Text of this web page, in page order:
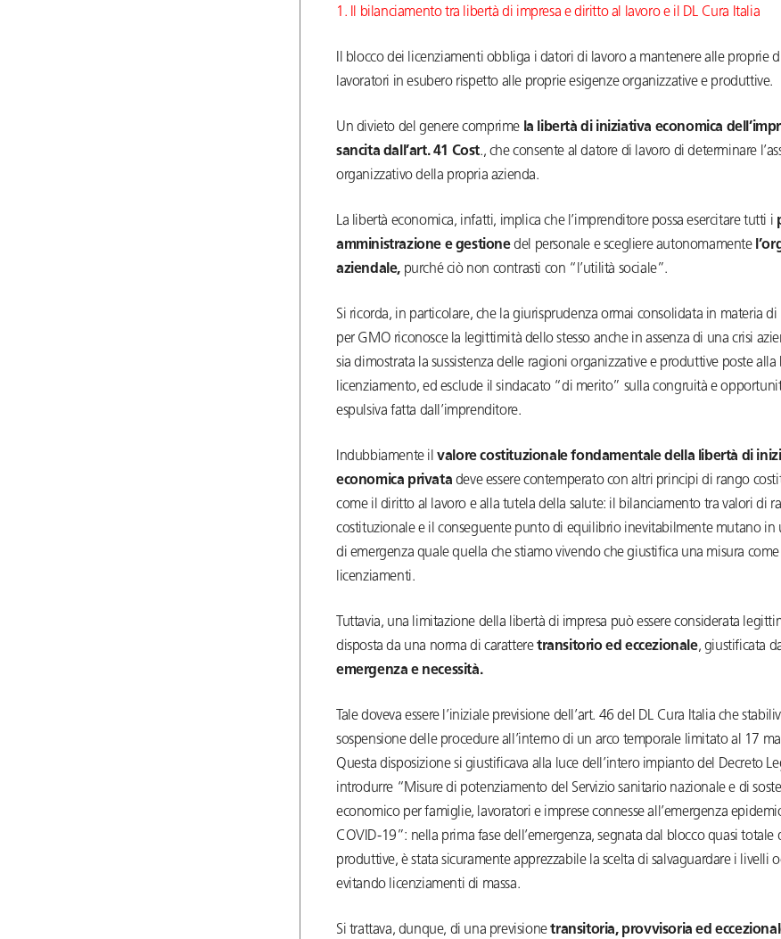
1. Il bilanciamento tra libertà di impresa e diritto al lavoro e il DL Cura Italia
Il blocco dei licenziamenti obbliga i datori di lavoro a mantenere alle proprie
lavoratori in esubero rispetto alle proprie esigenze organizzative e produttive.
Un divieto del genere comprime la libertà di iniziativa economica
sancita dall’art. 41 Cost., che consente al datore di lavoro di determinare
organizzativo della propria azienda.
La libertà economica, infatti, implica che l’imprenditore possa esercitare tutti i
amministrazione e gestionedel personale e scegliere autonomamente
aziendale, purché ciò non contrasti con “l’utilità sociale”.
Si ricorda, in particolare, che la giurisprudenza ormai consolidata in materia
per GMO riconosce la legittimità dello stesso anche in assenza di una crisi
sia dimostrata la sussistenza delle ragioni organizzative e produttive poste alla
licenziamento, ed esclude il sindacato “di merito” sulla congruità e
espulsiva fatta dall’imprenditore.
Indubbiamente ilvalore costituzionale fondamentale della libertà di
economica privata deve essere contemperato con altri principi di rango
come il diritto al lavoro e alla tutela della salute: il bilanciamento tra valori di
costituzionale e il conseguente punto di equilibrio inevitabilmente mutano in
di emergenza quale quella che stiamo vivendo che giustifica una misura
licenziamenti.
Tuttavia, una limitazione della libertà di impresa può essere considerata
disposta da una norma di caratteretransitorio ed eccezionale, giustificata
emergenza e necessità.
Tale doveva essere l’iniziale previsione dell’art. 46 del DL Cura Italia che
sospensione delle procedure all’interno di un arco temporale limitato al 17
Questa disposizione si giustificava alla luce dell’intero impianto del Decreto
introdurre “Misure di potenziamento del Servizio sanitario nazionale e di
economico per famiglie, lavoratori e imprese connesse all’emergenza
COVID-19”: nella prima fase dell’emergenza, segnata dal blocco quasi totale
produttive, è stata sicuramente apprezzabile la scelta di salvaguardare i livelli
evitando licenziamenti di massa.
Si trattava, dunque, di una previsionetransitoria, provvisoria ed